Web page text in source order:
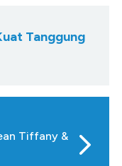
Tanggung
Tiffany &